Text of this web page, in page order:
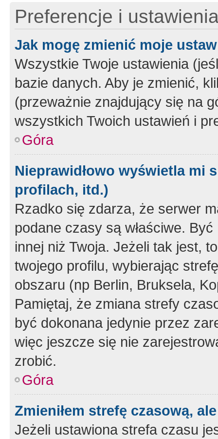
Preferencje i
Jak mogę zmienić moje
Wszystkie Twoje ustawienia
bazie danych. Aby je zmienić,
(przeważnie znajdujący się na
wszystkich Twoich ustawień i
Góra
Nieprawidłowo wyświetla mi
profilach, itd.)
Rzadko się zdarza, że serwer
podane czasy są właściwe.
innej niż Twoja. Jeżeli tak jest,
twojego profilu, wybierając
obszaru (np Berlin, Bruksela,
Pamiętaj, że zmiana strefy
być dokonana jedynie przez
więc jeszcze się nie
zrobić.
Góra
Zmieniłem strefę czasową,
Jeżeli ustawiona strefa czasu